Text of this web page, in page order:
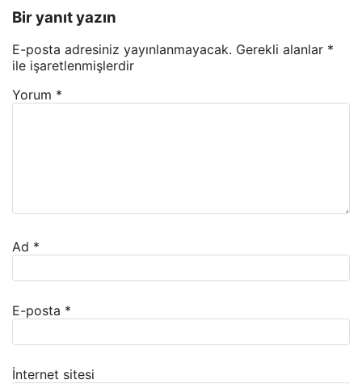
Bir yanıt yazın
E-posta adresiniz yayınlanmayacak. Gerekli alanlar *
ile işaretlenmişlerdir
Yorum *
Ad *
E-posta *
İnternet sitesi